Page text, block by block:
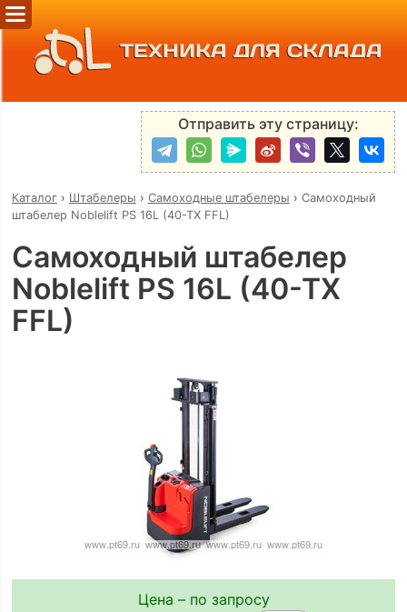
ТЕХНИКА ДЛЯ СКЛАДА
Отправить эту страницу:
Каталог› Штабелеры › Самоходные штабелеры › Самоходный
штабелер Noblelift PS 16L (40-TX FFL)
Самоходный штабелер
Noblelift PS 16L (40-TX
FFL)
Цена – по запросу